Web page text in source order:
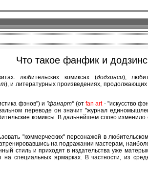
Что такое фанфик и
любительских комиксах (додзинси),
), и литературных произведениях,
фэнов") и "фанарт"(от fan art- "искусство
переводе он значит "журнал
комиксы. В дальнейшем слово
"коммерческих" персонажей в
на подражании мастерам,
стиль и приходят в издательства уже
специальных ярмарках. В частности, из